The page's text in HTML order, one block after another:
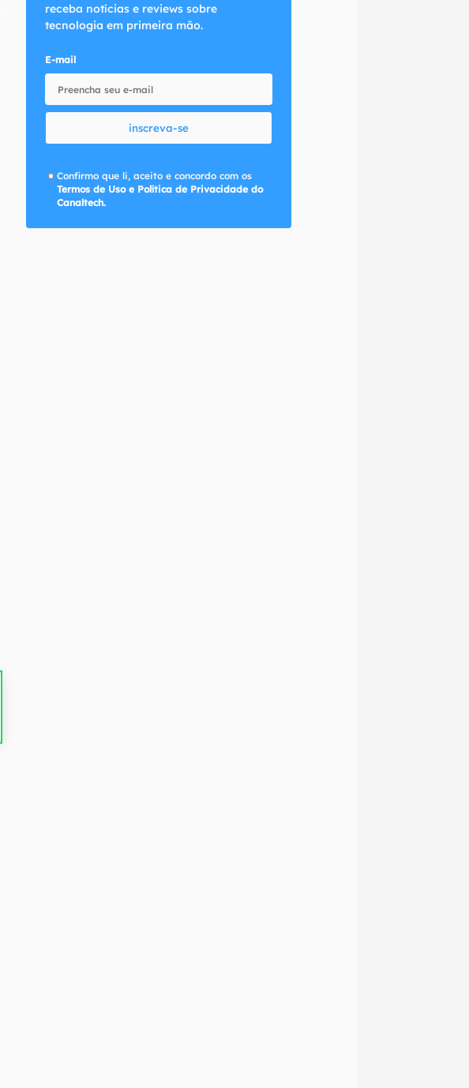
receba notícias e reviews sobre
tecnologia em primeira mão.
E-mail
inscreva-se
Confirmo que li, aceito e concordo com os
Termos de Uso e Política de Privacidade do
Canaltech.